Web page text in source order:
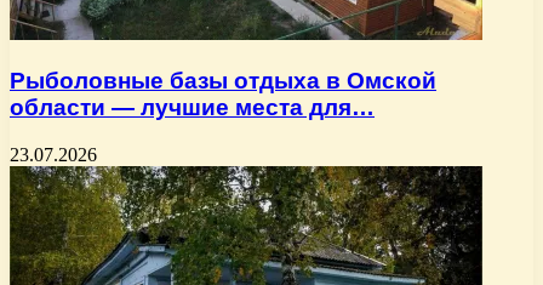
Рыболовные базы отдыха в Омской
области — лучшие места для…
23.07.2026